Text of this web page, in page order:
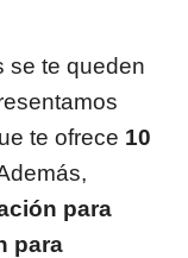
se te queden
te ofrece 10
para
para